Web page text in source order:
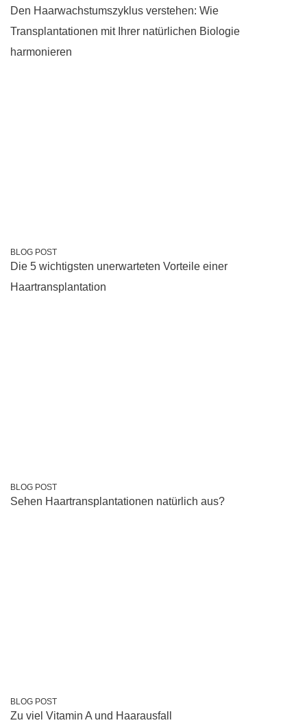
Den Haarwachstumszyklus verstehen: Wie
Transplantationen mit Ihrer natürlichen Biologie
harmonieren
BLOG POST
Die 5 wichtigsten unerwarteten Vorteile einer
Haartransplantation
BLOG POST
Sehen Haartransplantationen natürlich aus?
BLOG POST
Zu viel Vitamin A und Haarausfall